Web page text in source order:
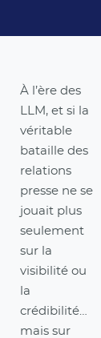
À l’ère des
LLM, et si la
véritable
bataille des
relations
presse ne se
jouait plus
seulement
sur la
visibilité ou
la
crédibilité…
mais sur